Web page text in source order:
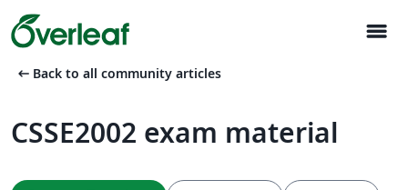
menu
arrow_left_alt Back to all community articles
CSSE2002 exam material